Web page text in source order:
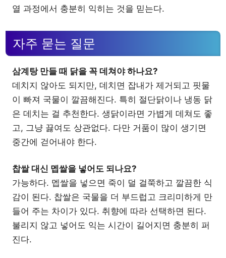
열 과정에서 충분히 익히는 것을 믿는다.
자주 묻는 질문
삼계탕 만들 때 닭을 꼭 데쳐야 하나요?
데치지 않아도 되지만, 데치면 잡내가 제거되고 핏물
이 빠져 국물이 깔끔해진다. 특히 절단닭이나 냉동 닭
은 데치는 걸 추천한다. 생닭이라면 가볍게 데쳐도 좋
고, 그냥 끓여도 상관없다. 다만 거품이 많이 생기면
중간에 걷어내야 한다.
찹쌀 대신 멥쌀을 넣어도 되나요?
가능하다. 멥쌀을 넣으면 죽이 덜 걸쭉하고 깔끔한 식
감이 된다. 찹쌀은 국물을 더 부드럽고 크리미하게 만
들어 주는 차이가 있다. 취향에 따라 선택하면 된다.
불리지 않고 넣어도 익는 시간이 길어지면 충분히 퍼
진다.